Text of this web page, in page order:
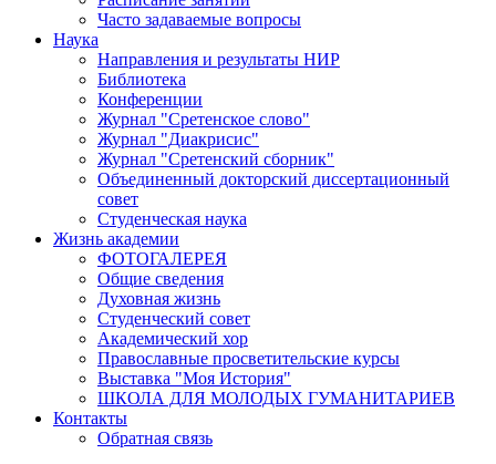
Часто задаваемые вопросы
Наука
Направления и результаты НИР
Библиотека
Конференции
Журнал "Сретенское слово"
Журнал "Диакрисис"
Журнал "Сретенский сборник"
Объединенный докторский диссертационный
совет
Студенческая наука
Жизнь академии
ФОТОГАЛЕРЕЯ
Общие сведения
Духовная жизнь
Студенческий совет
Академический хор
Православные просветительские курсы
Выставка "Моя История"
ШКОЛА ДЛЯ МОЛОДЫХ ГУМАНИТАРИЕВ
Контакты
Обратная связь